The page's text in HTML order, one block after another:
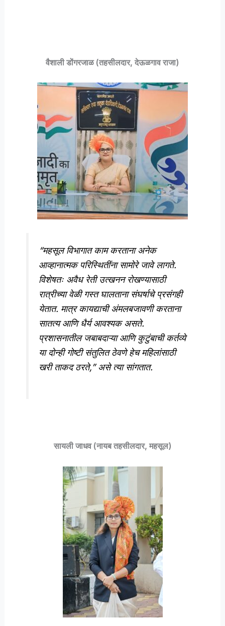
वैशाली डोंगरजाळ (तहसीलदार, देऊळगाव राजा)
“महसूल विभागात काम करताना अनेक
आव्हानात्मक परिस्थितींना सामोरे जावे लागते.
विशेषतः अवैध रेती उत्खनन रोखण्यासाठी
रात्रीच्या वेळी गस्त घालताना संघर्षाचे प्रसंगही
येतात. मात्र कायद्याची अंमलबजावणी करताना
सातत्य आणि धैर्य आवश्यक असते.
प्रशासनातील जबाबदाऱ्या आणि कुटुंबाची कर्तव्ये
या दोन्ही गोष्टी संतुलित ठेवणे हेच महिलांसाठी
खरी ताकद ठरते,” असे त्या सांगतात.
सायली जाधव (नायब तहसीलदार, महसूल)